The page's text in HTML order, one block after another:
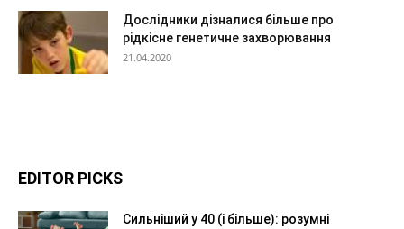
Дослідники дізналися більше про
рідкісне генетичне захворювання
21.04.2020
EDITOR PICKS
Сильніший у 40 (і більше): розумні